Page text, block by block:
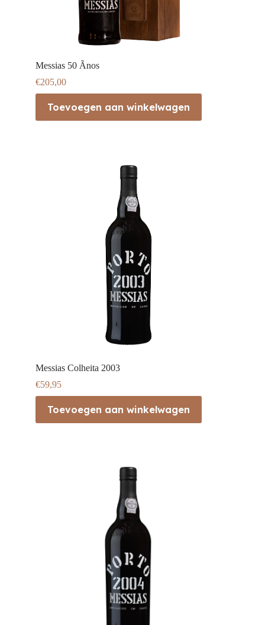
Messias 50 Ãnos
€205,00
Toevoegen aan winkelwagen
Messias Colheita 2003
€59,95
Toevoegen aan winkelwagen